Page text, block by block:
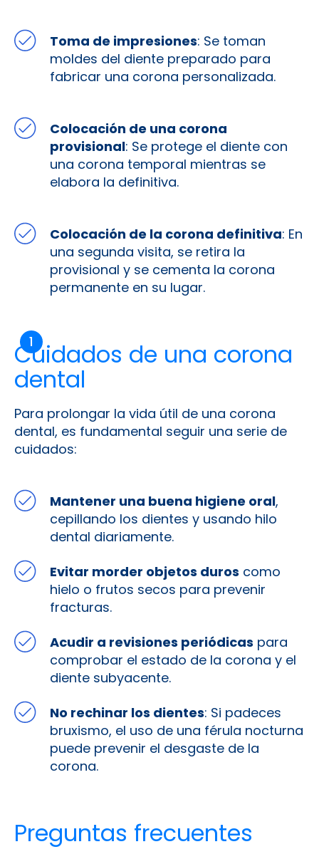
Toma de impresiones: Se toman
moldes del diente preparado para
fabricar una corona personalizada.
Colocación de una corona
provisional: Se protege el diente con
una corona temporal mientras se
elabora la definitiva.
Colocación de la corona definitiva: En
una segunda visita, se retira la
provisional y se cementa la corona
permanente en su lugar.
Cuidados de una corona
dental
Para prolongar la vida útil de una corona
dental, es fundamental seguir una serie de
cuidados:
Mantener una buena higiene oral,
cepillando los dientes y usando hilo
dental diariamente.
Evitar morder objetos duros como
hielo o frutos secos para prevenir
fracturas.
Acudir a revisiones periódicas para
comprobar el estado de la corona y el
diente subyacente.
No rechinar los dientes: Si padeces
bruxismo, el uso de una férula nocturna
puede prevenir el desgaste de la
corona.
Preguntas frecuentes